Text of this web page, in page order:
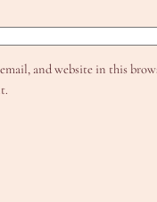
email, and website in this